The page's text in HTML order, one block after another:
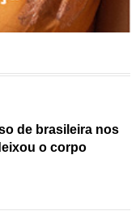
de brasileira nos
o corpo